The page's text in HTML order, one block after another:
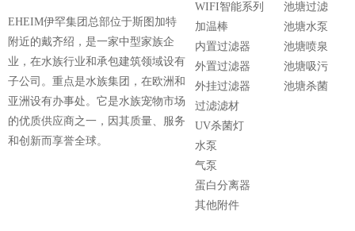
EHEIM伊罕集团总部位于斯图加特
附近的戴齐绍，是一家中型家族企
业，在水族行业和承包建筑领域设有
子公司。重点是水族集团，在欧洲和
亚洲设有办事处。它是水族宠物市场
的优质供应商之一，因其质量、服务
和创新而享誉全球。
WIFI智能系列
加温棒
内置过滤器
外置过滤器
外挂过滤器
过滤滤材
UV杀菌灯
水泵
气泵
蛋白分离器
其他附件
池塘过滤
池塘水泵
池塘喷泉
池塘吸污
池塘杀菌